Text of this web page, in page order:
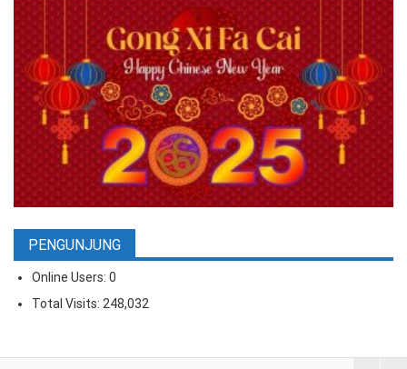
PENGUNJUNG
Online Users: 0
Total Visits: 248,032